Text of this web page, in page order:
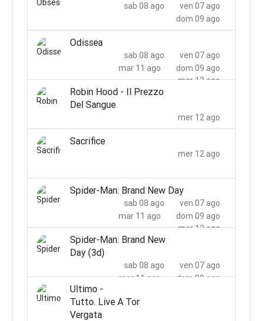
ven 07 ago
sab 08 ago
dom 09 ago
Odissea
ven 07 ago
sab 08 ago
dom 09 ago
mar 11 ago
mer 12 ago
Robin Hood - Il Prezzo
Del Sangue
mer 12 ago
Sacrifice
mer 12 ago
Spider-Man: Brand New Day
ven 07 ago
sab 08 ago
dom 09 ago
mar 11 ago
mer 12 ago
Spider-Man: Brand New
Day (3d)
ven 07 ago
sab 08 ago
dom 09 ago
mar 11 ago
Ultimo -
Tutto. Live A Tor
Vergata